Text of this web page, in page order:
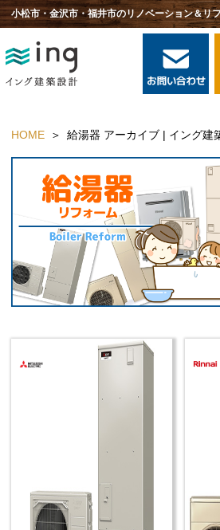
小松市・金沢市・福井市のリノベーション＆リ
HOME 給湯器 アーカイブ | イング建